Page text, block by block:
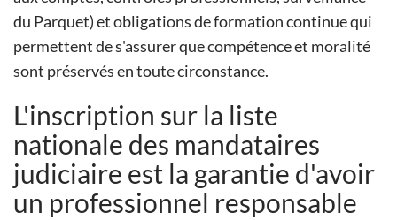
du Parquet) et obligations de formation continue qui
permettent de s'assurer que compétence et moralité
sont préservés en toute circonstance.
L'inscription sur la liste
nationale des mandataires
judiciaire est la garantie d'avoir
un professionnel responsable